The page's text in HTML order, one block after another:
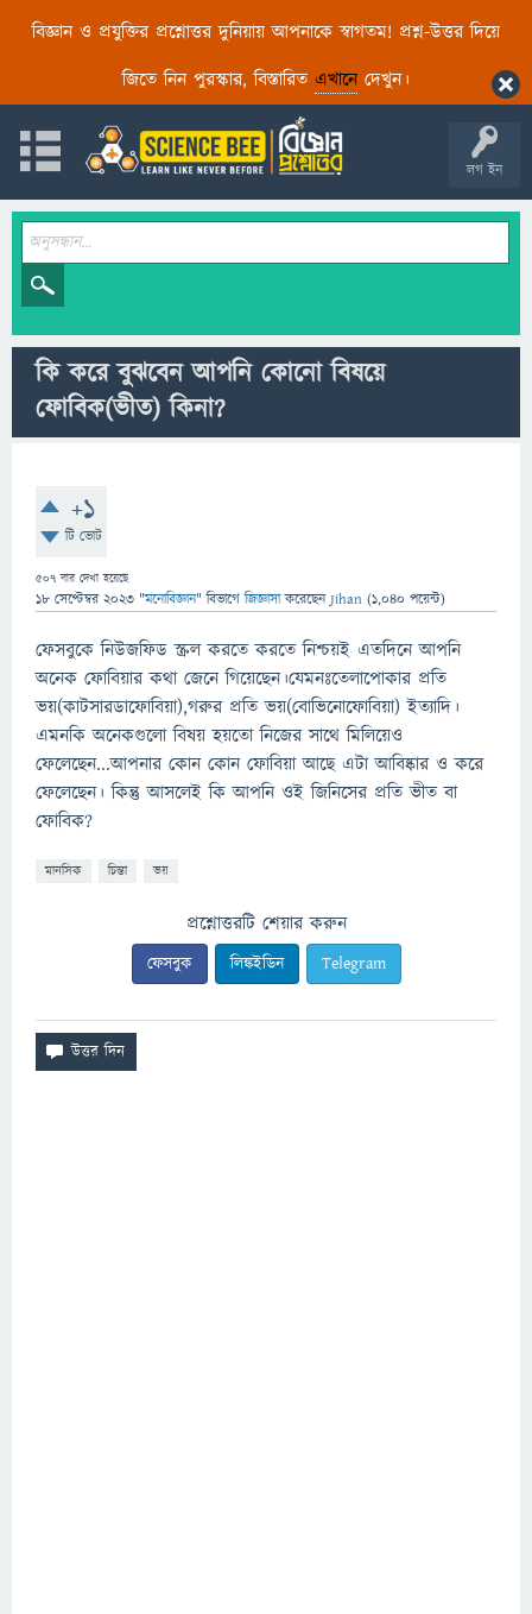
বিজ্ঞান ও প্রযুক্তির প্রশ্নোত্তর দুনিয়ায় আপনাকে স্বাগতম! প্রশ্ন-উত্তর দিয়ে
জিতে নিন পুরস্কার, বিস্তারিত এখানেদেখুন।
লগ ইন
কি করে বুঝবেন আপনি কোনো বিষয়ে
ফোবিক(ভীত) কিনা?
+1
টি ভোট
507 বার দেখা হয়েছে
18 সেপ্টেম্বর 2023 "মনোবিজ্ঞান" বিভাগে জিজ্ঞাসাকরেছেনJihan (1,040 পয়েন্ট)
ফেসবুকে নিউজফিড স্ক্রল করতে করতে নিশ্চয়ই এতদিনে আপনি
অনেক ফোবিয়ার কথা জেনে গিয়েছেন।যেমনঃতেলাপোকার প্রতি
ভয়(কাটসারডাফোবিয়া),গরুর প্রতি ভয়(বোভিনোফোবিয়া) ইত্যাদি।
এমনকি অনেকগুলো বিষয় হয়তো নিজের সাথে মিলিয়েও
ফেলেছেন...আপনার কোন কোন ফোবিয়া আছে এটা আবিষ্কার ও করে
ফেলেছেন। কিন্তু আসলেই কি আপনি ওই জিনিসের প্রতি ভীত বা
ফোবিক?
মানসিক চিন্তা ভয়
প্রশ্নোত্তরটি শেয়ার করুন
ফেসবুক লিঙ্কইডিন Telegram